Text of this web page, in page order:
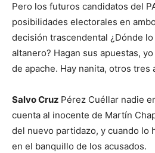
Pero los futuros candidatos del
posibilidades electorales en
decisión trascendental ¿Dónde
altanero? Hagan sus apuestas,
de apache. Hay nanita, otros tres
Salvo Cruz Pérez Cuéllar nadie
cuenta al inocente de Martín
del nuevo partidazo, y cuando lo
en el banquillo de los acusados.